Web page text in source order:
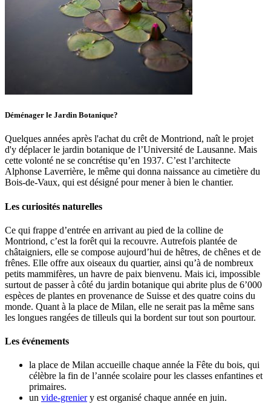
Déménager le Jardin Botanique?
Quelques années après l'achat du crêt de Montriond, naît le projet
d'y déplacer le jardin botanique de l’Université de Lausanne. Mais
cette volonté ne se concrétise qu’en 1937. C’est l’architecte
Alphonse Laverrière, le même qui donna naissance au cimetière du
Bois-de-Vaux, qui est désigné pour mener à bien le chantier.
Les curiosités naturelles
Ce qui frappe d’entrée en arrivant au pied de la colline de
Montriond, c’est la forêt qui la recouvre. Autrefois plantée de
châtaigniers, elle se compose aujourd’hui de hêtres, de chênes et de
frênes. Elle offre aux oiseaux du quartier, ainsi qu’à de nombreux
petits mammifères, un havre de paix bienvenu. Mais ici, impossible
surtout de passer à côté du jardin botanique qui abrite plus de 6’000
espèces de plantes en provenance de Suisse et des quatre coins du
monde. Quant à la place de Milan, elle ne serait pas la même sans
les longues rangées de tilleuls qui la bordent sur tout son pourtour.
Les événements
la place de Milan accueille chaque année la Fête du bois, qui
célèbre la fin de l’année scolaire pour les classes enfantines et
primaires.
un vide-greniery est organisé chaque année en juin.